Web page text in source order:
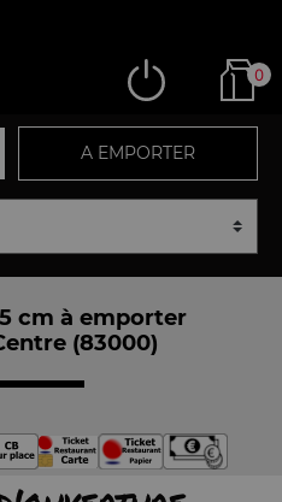
0
A EMPORTER
cm à emporter
(83000)